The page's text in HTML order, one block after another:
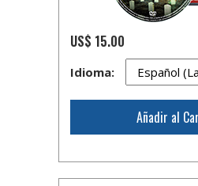
US$ 15.00
Idioma:
Añadir al